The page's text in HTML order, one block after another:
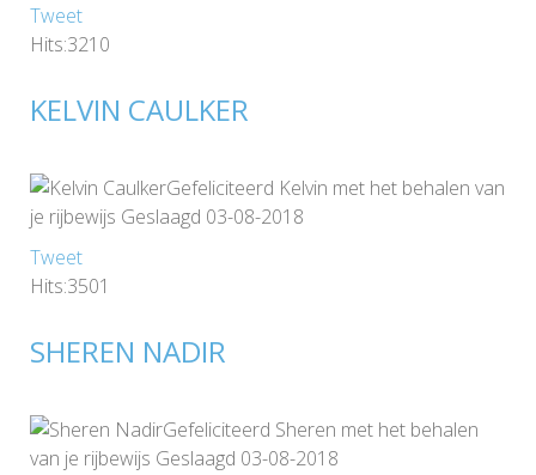
Tweet
Hits:3210
KELVIN CAULKER
Gefeliciteerd Kelvin met het behalen van
je rijbewijs Geslaagd 03-08-2018
Tweet
Hits:3501
SHEREN NADIR
Gefeliciteerd Sheren met het behalen
van je rijbewijs Geslaagd 03-08-2018